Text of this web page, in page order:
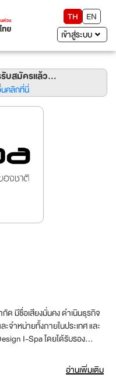
TH
EN
เข้าสู่ระบบ
บสมัครแล้ว...
นคลิกที่นี่
ด มีชื่อเสียงมั่นคง ดำเนินธุรกิจ
ำหน่ายทั้งภายในประเทศ และ
I-Spa โดยได้รับรอง
กำลังขยายกิจการ ต้องการรับ
อ่านเพิ่มเติม